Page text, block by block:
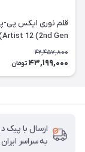
قلم نوری ایکس
Artist 12 (2nd Gen)
42,457,800
43,199,000 تومان
ارسال با پیک
به سراسر ایران